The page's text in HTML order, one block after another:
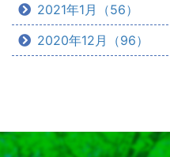
2021年1月（56）
2020年12月（96）